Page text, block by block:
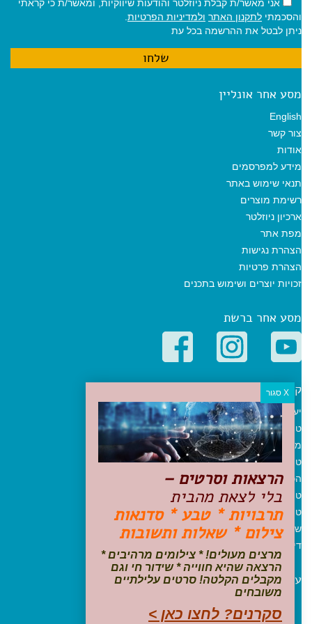
אני מאשר/ת קבלת ניוזלטר והודעות שיווקיות, ומאשר/ת כי קראתי
והסכמתילתקנון האתר ולמדיניות הפרטיות.
ניתן לבטל את ההרשמה בכל עת
מסע אחר אונליין
English
צור קשר
אודות
מידע למפרסמים
תנאי שימוש באתר
רשימת מוצרים
ארכיון ניוזלטר
מפת אתר
הצהרת נגישות
הצהרת פרטיות
זכויות יוצרים ושימוש בתכנים
מסע אחר ברשת
קטגוריות פופולריות
יעדים
טיולים בישראל
מלונות בוטיק בישראל
טיפים והמלצות
הכנות לנסיעה
טיולי ג'יפים
טיולים עם ילדים
שייט, הפלגות, קרוזים
דיגיטל
עקבו אחרינו בפייסבוק
הרצאות וסרטים –
בלי לצאת מהבית
תרבויות * טבע * סדנאות
צילום * שאלות ותשובות
מרצים מעולים! * צילומים מרהיבים *
הרצאה שהיא חווייה * שידור חי וגם
מקבלים הקלטה! סרטים עלילתיים
משובחים
סקרנים? לחצו כאן >